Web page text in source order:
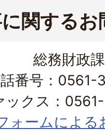
関する
総務財政課
番号：0561-
ックス：
ォームによる